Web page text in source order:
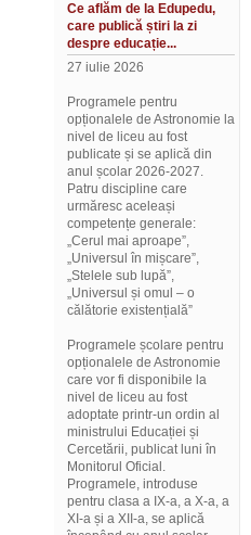
Ce aflăm de la Edupedu,
care publică știri la zi
despre educație...
27 iulie 2026
Programele pentru
opționalele de Astronomie la
nivel de liceu au fost
publicate și se aplică din
anul școlar 2026-2027.
Patru discipline care
urmăresc aceleași
competențe generale:
„Cerul mai aproape”,
„Universul în mișcare”,
„Stelele sub lupă”,
„Universul și omul – o
călătorie existențială”
Programele școlare pentru
opționalele de Astronomie
care vor fi disponibile la
nivel de liceu au fost
adoptate printr-un ordin al
ministrului Educației și
Cercetării, publicat luni în
Monitorul Oficial.
Programele, introduse
pentru clasa a IX-a, a X-a, a
XI-a și a XII-a, se aplică